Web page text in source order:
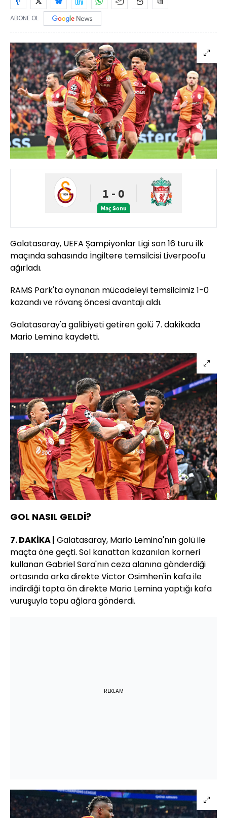
ABONE OL
Galatasaray, UEFA Şampiyonlar Ligi son 16 turu ilk
maçında sahasında İngiltere temsilcisi Liverpool'u
ağırladı.
RAMS Park'ta oynanan mücadeleyi temsilcimiz 1-0
kazandı ve rövanş öncesi avantajı aldı.
Galatasaray'a galibiyeti getiren golü 7. dakikada
Mario Lemina kaydetti.
GOL NASIL GELDİ?
7. DAKİKA | Galatasaray, Mario Lemina'nın golü ile
maçta öne geçti. Sol kanattan kazanılan korneri
kullanan Gabriel Sara'nın ceza alanına gönderdiği
ortasında arka direkte Victor Osimhen'in kafa ile
indirdiği topta ön direkte Mario Lemina yaptığı kafa
vuruşuyla topu ağlara gönderdi.
REKLAM